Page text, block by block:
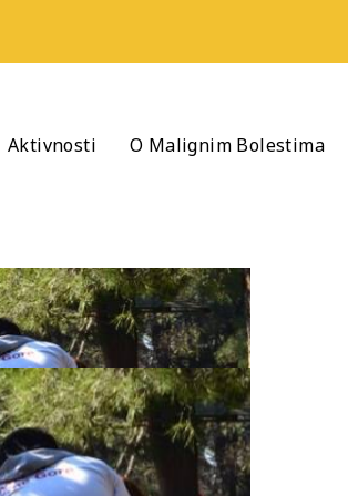
Aktivnosti O Malignim Bolestima